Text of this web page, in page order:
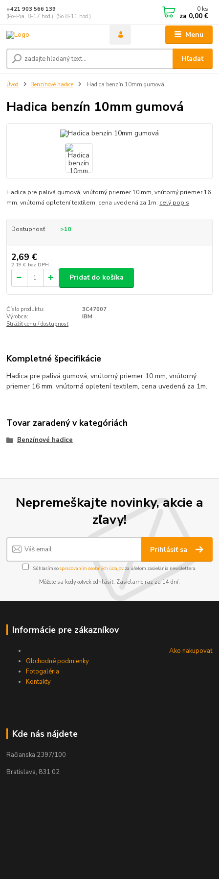
Menu
Hľadať
+421 903 566 139
(Po-Pia, 8-17 hod.), (So 8-11 hod.)
0 ks
za 0,00 €
Úvod Benzínové hadice Hadica benzín 10mm gumová
Hadica benzín 10mm gumová
Hadica pre palivá gumová, vnútorný priemer 10 mm, vnútorný priemer 16
mm, vnútorná opletení textilem, cena uvedená za 1m. celý popis
Dostupnosť >10
2,69 €
2,19 € bez DPH
Pridať do košíka
Číslo produktu:
3C47007
Výrobca:
IBM
Strážiť cenu / dostupnosť
Kompletné špecifikácie
Hadica pre palivá gumová, vnútorný priemer 10 mm, vnútorný
priemer 16 mm, vnútorná opletení textilem, cena uvedená za 1m.
Tovar zaradený v kategóriách
Benzínové hadice
Nepremeškajte novinky, akcie a
zľavy!
Prihlásiť sa
Súhlasím sospracovaním osobných údajov za účelom zasielania newslettera.
Môžete sa kedykoľvek odhlásiť. Zasielame raz za 14 dní.
Informácie pre zákazníkov
Ako nakupovať
Obchodné podmienky
Fotogaléria
Kontakty
Kde nás nájdete
Račianska 2397/100
Bratislava, 831 02